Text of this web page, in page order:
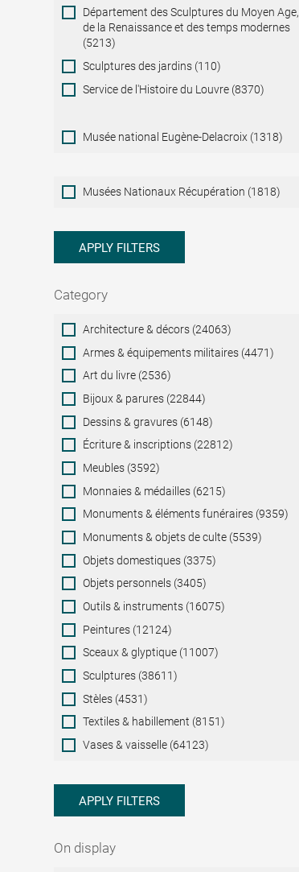
Département des Sculptures du Moyen Age,
de la Renaissance et des temps modernes
(5213)
Sculptures des jardins (110)
Service de l'Histoire du Louvre (8370)
Musée national Eugène-Delacroix (1318)
Musées
Nationaux
Musées Nationaux Récupération (1818)
APPLY FILTERS
Category
Category
Architecture & décors (24063)
Armes & équipements militaires (4471)
Art du livre (2536)
Bijoux & parures (22844)
Dessins & gravures (6148)
Écriture & inscriptions (22812)
Meubles (3592)
Monnaies & médailles (6215)
Monuments & éléments funéraires (9359)
Monuments & objets de culte (5539)
Objets domestiques (3375)
Objets personnels (3405)
Outils & instruments (16075)
Peintures (12124)
Sceaux & glyptique (11007)
Sculptures (38611)
Stèles (4531)
Textiles & habillement (8151)
Vases & vaisselle (64123)
APPLY FILTERS
On display